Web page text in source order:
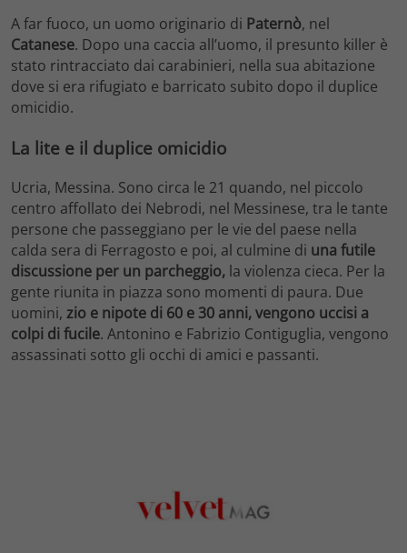
A far fuoco, un uomo originario di Paternò, nel
Catanese. Dopo una caccia all’uomo, il presunto killer è
stato rintracciato dai carabinieri, nella sua abitazione
dove si era rifugiato e barricato subito dopo il duplice
omicidio.
La lite e il duplice omicidio
Ucria, Messina. Sono circa le 21 quando, nel piccolo
centro affollato dei Nebrodi, nel Messinese, tra le tante
persone che passeggiano per le vie del paese nella
calda sera di Ferragosto e poi, al culmine di una futile
discussione per un parcheggio, la violenza cieca. Per la
gente riunita in piazza sono momenti di paura. Due
uomini, zio e nipote di 60 e 30 anni, vengono uccisi a
colpi di fucile. Antonino e Fabrizio Contiguglia, vengono
assassinati sotto gli occhi di amici e passanti.